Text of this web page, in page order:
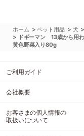
ホーム >ペット用品 > 犬 >
> ドギーマン 13歳から用
黄色野菜入り80g
ご利用ガイド
会社概要
お客さまの個人情報の
取扱いについて